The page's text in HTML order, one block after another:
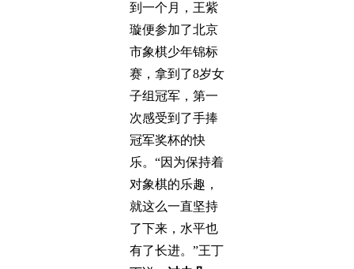
到一个月，王紫
璇便参加了北京
市象棋少年锦标
赛，拿到了8岁女
子组冠军，第一
次感受到了手捧
冠军奖杯的快
乐。“因为保持着
对象棋的乐趣，
就这么一直坚持
了下来，水平也
有了长进。”王丁